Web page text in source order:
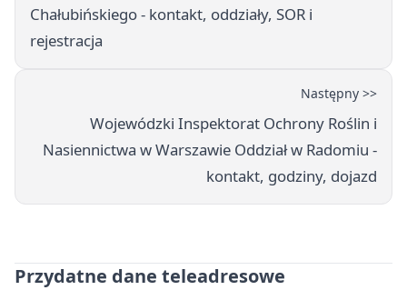
Chałubińskiego - kontakt, oddziały, SOR i
rejestracja
Następny >>
Wojewódzki Inspektorat Ochrony Roślin i
Nasiennictwa w Warszawie Oddział w Radomiu -
kontakt, godziny, dojazd
Przydatne dane teleadresowe